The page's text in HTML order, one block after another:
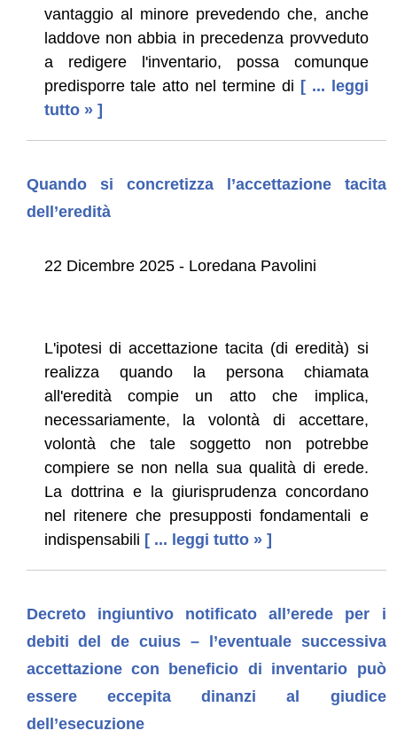
vantaggio al minore prevedendo che, anche
laddove non abbia in precedenza provveduto
a redigere l'inventario, possa comunque
predisporre tale atto nel termine di [ ... leggi
tutto » ]
Quando si concretizza l’accettazione tacita
dell’eredità
22 Dicembre 2025 - Loredana Pavolini
L'ipotesi di accettazione tacita (di eredità) si
realizza quando la persona chiamata
all'eredità compie un atto che implica,
necessariamente, la volontà di accettare,
volontà che tale soggetto non potrebbe
compiere se non nella sua qualità di erede.
La dottrina e la giurisprudenza concordano
nel ritenere che presupposti fondamentali e
indispensabili [ ... leggi tutto » ]
Decreto ingiuntivo notificato all’erede per i
debiti del de cuius – l’eventuale successiva
accettazione con beneficio di inventario può
essere eccepita dinanzi al giudice
dell’esecuzione